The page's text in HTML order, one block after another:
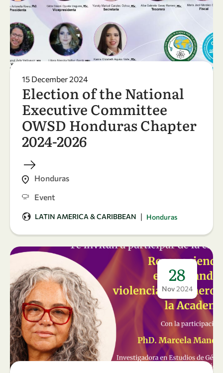
15 December 2024
Election of the National
Executive Committee
OWSD Honduras Chapter
2024-2026
Honduras
Event
LATIN AMERICA & CARIBBEAN | Honduras
28
Nov2024